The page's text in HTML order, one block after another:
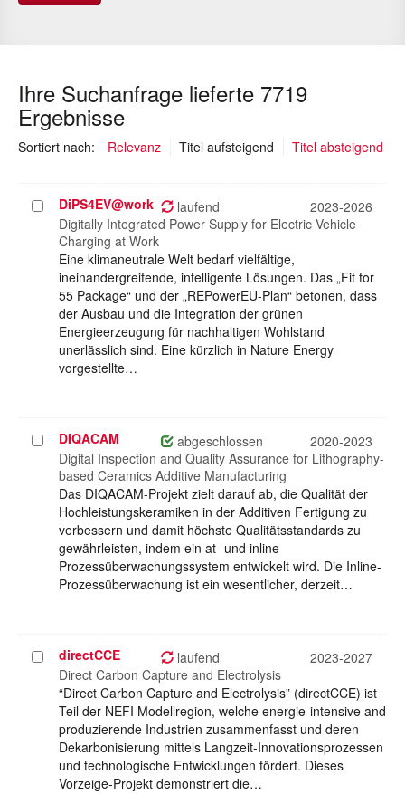
Ihre Suchanfrage lieferte 7719
Ergebnisse
Sortiert nach: Relevanz Titel aufsteigend (ausgewählt)
Titel absteigend
Projekt
auswählen
DiPS4EV@work laufend
2023-2026
Digitally Integrated Power Supply for Electric Vehicle
Charging at Work
Eine klimaneutrale Welt bedarf vielfältige,
ineinandergreifende, intelligente Lösungen. Das „Fit for
55 Package“ und der „REPowerEU-Plan“ betonen, dass
der Ausbau und die Integration der grünen
Energieerzeugung für nachhaltigen Wohlstand
unerlässlich sind. Eine kürzlich in Nature Energy
vorgestellte…
Projekt
auswählen
DIQACAM abgeschlossen
2020-2023
Digital Inspection and Quality Assurance for Lithography-
based Ceramics Additive Manufacturing
Das DIQACAM-Projekt zielt darauf ab, die Qualität der
Hochleistungskeramiken in der Additiven Fertigung zu
verbessern und damit höchste Qualitätsstandards zu
gewährleisten, indem ein at- und inline
Prozessüberwachungssystem entwickelt wird. Die Inline-
Prozessüberwachung ist ein wesentlicher, derzeit…
Projekt
auswählen
directCCE laufend
2023-2027
Direct Carbon Capture and Electrolysis
“Direct Carbon Capture and Electrolysis” (directCCE) ist
Teil der NEFI Modellregion, welche energie-intensive and
produzierende Industrien zusammenfasst und deren
Dekarbonisierung mittels Langzeit-Innovationsprozessen
und technologische Entwicklungen fördert. Dieses
Vorzeige-Projekt demonstriert die…